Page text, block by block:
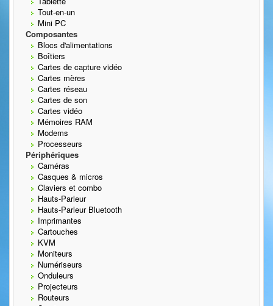
Tout-en-un
Mini PC
Composantes
Blocs d'alimentations
Boîtiers
Cartes de capture vidéo
Cartes mères
Cartes réseau
Cartes de son
Cartes vidéo
Mémoires RAM
Modems
Processeurs
Périphériques
Caméras
Casques & micros
Claviers et combo
Hauts-Parleur
Hauts-Parleur Bluetooth
Imprimantes
Cartouches
KVM
Moniteurs
Numériseurs
Onduleurs
Projecteurs
Routeurs